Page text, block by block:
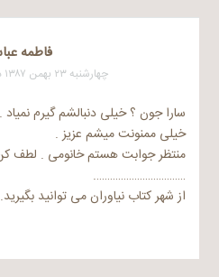
فاطمه
چهارشنبه ۲۳ بهمن ۱۳۸۷ در ۶:۵۱ بعد از ظهر
سارا جون ؟ خیلی دنبالشم گیرم
خیلی ممنونت میشم عزیز .
منتظر جوابت هستم خانومی . لطف
…………………………….
از شهر کتاب نیاوران می توانید بگیرید.